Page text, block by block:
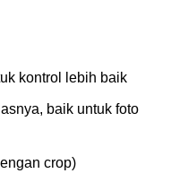
kontrol lebih baik
baik untuk foto
crop)